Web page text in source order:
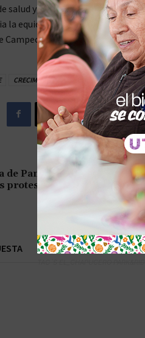
salud y la expansión de servicios
la equidad en el acceso a la
Campeche.
CRECIMIENTO CAMPECHE LAYDA
Panamá invalida
protestas